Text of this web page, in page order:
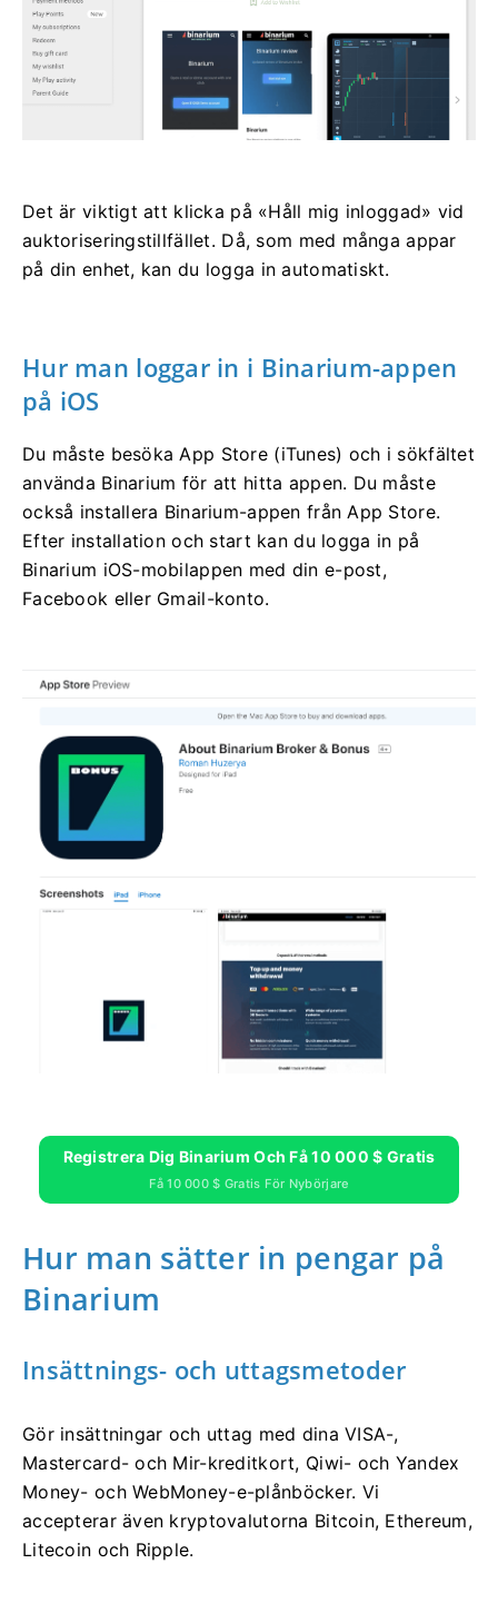
Det är viktigt att klicka på «Håll mig inloggad» vid
auktoriseringstillfället. Då, som med många appar
på din enhet, kan du logga in automatiskt.
Hur man loggar in i Binarium-appen
på iOS
Du måste besöka App Store (iTunes) och i sökfältet
använda Binarium för att hitta appen. Du måste
också installera Binarium-appen från App Store.
Efter installation och start kan du logga in på
Binarium iOS-mobilappen med din e-post,
Facebook eller Gmail-konto.
Registrera Dig Binarium Och Få 10 000 $ Gratis
Få 10 000 $ Gratis För Nybörjare
Hur man sätter in pengar på
Binarium
Insättnings- och uttagsmetoder
Gör insättningar och uttag med dina VISA-,
Mastercard- och Mir-kreditkort, Qiwi- och Yandex
Money- och WebMoney-e-plånböcker. Vi
accepterar även kryptovalutorna Bitcoin, Ethereum,
Litecoin och Ripple.